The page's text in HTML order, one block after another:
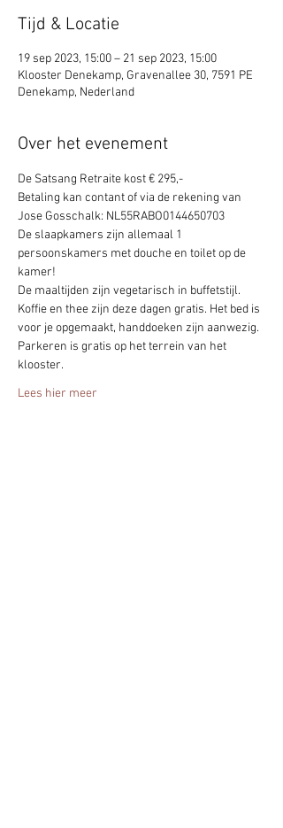
Tijd & Locatie
19 sep 2023, 15:00 – 21 sep 2023, 15:00
Klooster Denekamp, Gravenallee 30, 7591 PE
Denekamp, Nederland
Over het evenement
De Satsang Retraite kost € 295,-
Betaling kan contant of via de rekening van
Jose Gosschalk: NL55RABO0144650703
De slaapkamers zijn allemaal 1
persoonskamers met douche en toilet op de
kamer!
De maaltijden zijn vegetarisch in buffetstijl.
Koffie en thee zijn deze dagen gratis. Het bed is
voor je opgemaakt, handdoeken zijn aanwezig.
Parkeren is gratis op het terrein van het
klooster.
Lees hier meer